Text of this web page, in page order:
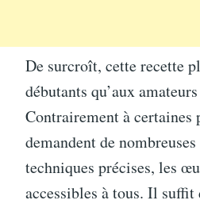
De surcroît, cette recette
débutants qu’aux
Contrairement à certaines
demandent de nombreuses
techniques précises, les
accessibles à tous. Il suffit